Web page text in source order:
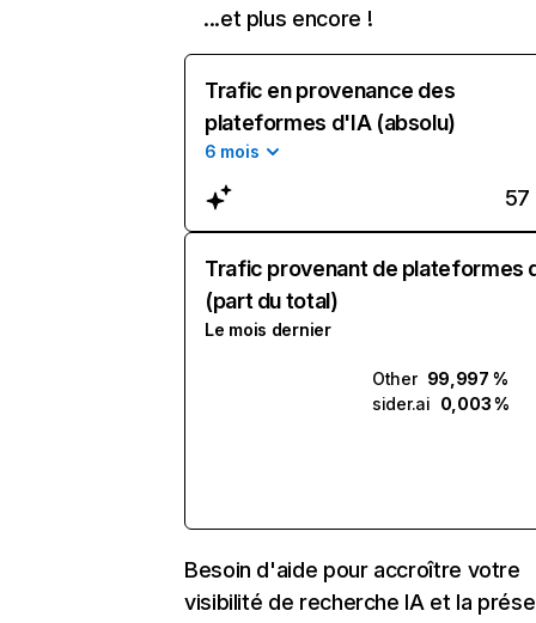
...et plus encore !
Trafic en provenance des
plateformes d'IA (absolu)
6 mois
57
Trafic provenant de plateformes
(part du total)
Le mois dernier
Other 99,997 %
sider.ai 0,003 %
Besoin d'aide pour accroître votre
visibilité de recherche IA et la